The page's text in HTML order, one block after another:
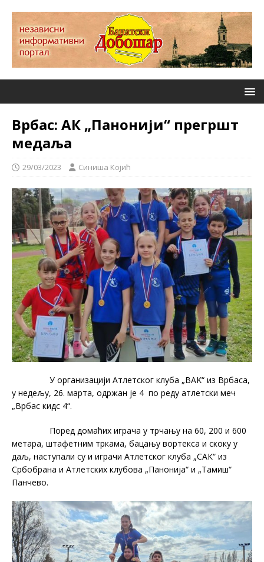
Врбас: АК „Панонији“ прегршт
медаља
29/03/2023 Синиша Којић
У организацији Атлетског клуба „ВAK“ из Врбаса,
у недељу, 26. марта, одржан је 4 по реду атлетски меч
„Врбас кидс 4“.
Поред домаћих играча у трчању на 60, 200 и 600
метара, штафетним тркама, бацању вортекса и скоку у
даљ, наступали су и играчи Атлетског клуба „САК“ из
Србобрана и Атлетских клубова „Панонија“ и „Тамиш“
Панчево.